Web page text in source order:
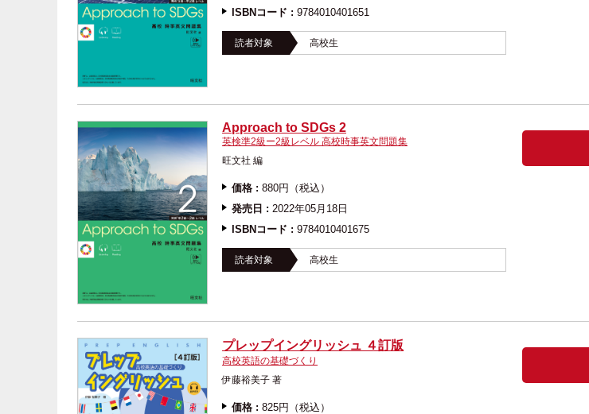
ISBNコード : 9784010401651
読者対象 高校生
Approach to SDGs 2
英検準2級ー2級レベル 高校時事英文問題集
旺文社 編
価格 : 880円（税込）
発売日 : 2022年05月18日
ISBNコード : 9784010401675
読者対象 高校生
プレップイングリッシュ ４訂版
高校英語の基礎づくり
伊藤裕美子 著
価格 : 825円（税込）